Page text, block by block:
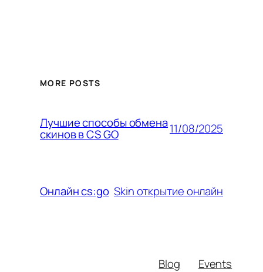
MORE POSTS
Лучшие способы обмена
скинов в CS GO 11/08/2025
Онлайн cs:go Skin открытие онлайн
Blog
Events